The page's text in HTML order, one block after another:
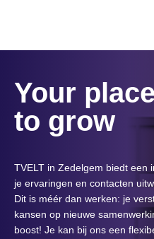
Your place
to grow
TVELT in Zedelgem biedt een
je ervaringen en contacten
Dit is méér dan werken: je
kansen op nieuwe
boost! Je kan bij ons een